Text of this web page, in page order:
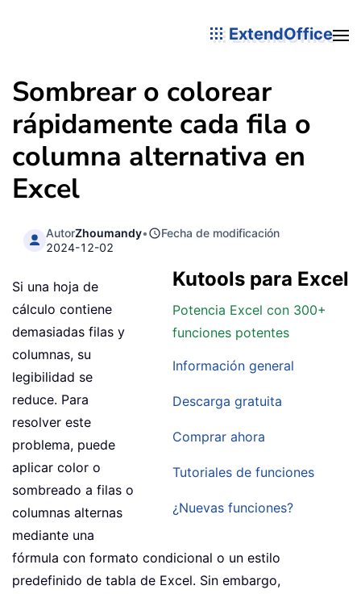
ExtendOffice
Sombrear o colorear
rápidamente cada fila o
columna alternativa en
Excel
AutorZhoumandy•
Fecha de modificación
2024-12-02
Kutools para Excel
Potencia Excel con 300+
funciones potentes
Información general
Descarga gratuita
Comprar ahora
Tutoriales de funciones
¿Nuevas funciones?
Si una hoja de
cálculo contiene
demasiadas filas y
columnas, su
legibilidad se
reduce. Para
resolver este
problema, puede
aplicar color o
sombreado a filas o
columnas alternas
mediante una
fórmula con formato condicional o un estilo
predefinido de tabla de Excel. Sin embargo,